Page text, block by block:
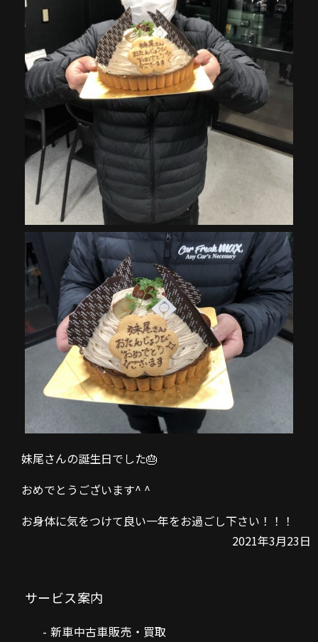
妹尾さんの誕生日でした🎂
おめでとうございます^ ^
お身体に気をつけて良い一年をお過ごし下さい！！！
2021年3月23日
サービス案内
新車中古車販売・買取